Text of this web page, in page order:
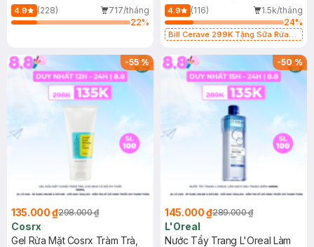
500ml
4.9 (228)
717/tháng
22%
473ml
4.9 (116)
1.5k/tháng
24%
Bill Cerave 299K Tặng Sữa Rửa
-55%
135.000 ₫298.000 ₫
Cosrx
Gel Rửa Mặt Cosrx Tràm Trà,
-50%
145.000 ₫289.000 ₫
L'Oreal
Nước Tẩy Trang L'Oreal Làm